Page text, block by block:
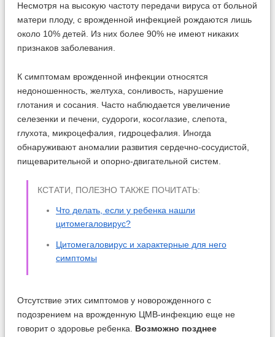
Несмотря на высокую частоту передачи вируса от больной
матери плоду, с врожденной инфекцией рождаются лишь
около 10% детей. Из них более 90% не имеют никаких
признаков заболевания.
К симптомам врожденной инфекции относятся
недоношенность, желтуха, сонливость, нарушение
глотания и сосания. Часто наблюдается увеличение
селезенки и печени, судороги, косоглазие, слепота,
глухота, микроцефалия, гидроцефалия. Иногда
обнаруживают аномалии развития сердечно-сосудистой,
пищеварительной и опорно-двигательной систем.
КСТАТИ, ПОЛЕЗНО ТАКЖЕ ПОЧИТАТЬ:
Что делать, если у ребенка нашли
цитомегаловирус?
Цитомегаловирус и характерные для него
симптомы
Отсутствие этих симптомов у новорожденного с
подозрением на врожденную ЦМВ-инфекцию еще не
говорит о здоровье ребенка. Возможно позднее